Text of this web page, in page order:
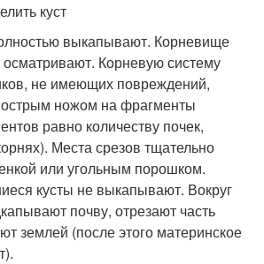
куст
выкапывают. Корневище
Корневую систему
не имеющих повреждений,
ножом на фрагменты
равно количеству почек,
Места срезов тщательно
или угольным порошком.
кусты не выкапывают. Вокруг
почву, отрезают часть
землей (после этого материнское